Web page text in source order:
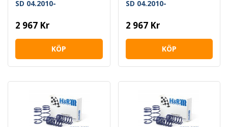
SD 04.2010-
2 967 Kr
KÖP
SD 04.2010-
2 967 Kr
KÖP